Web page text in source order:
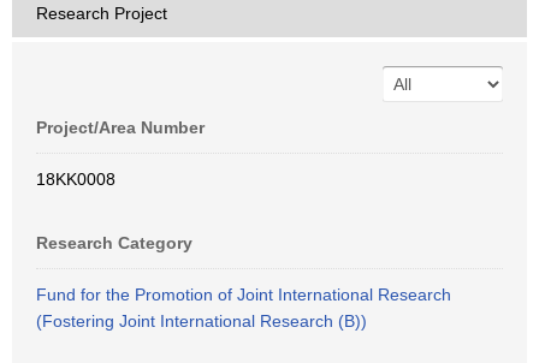
Research Project
Project/Area Number
18KK0008
Research Category
Fund for the Promotion of Joint International Research
(Fostering Joint International Research (B))